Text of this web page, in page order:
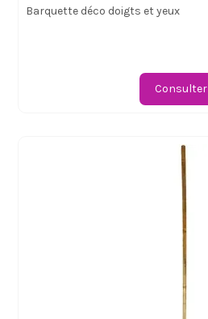
Barquette déco doigts et yeux
Consulter